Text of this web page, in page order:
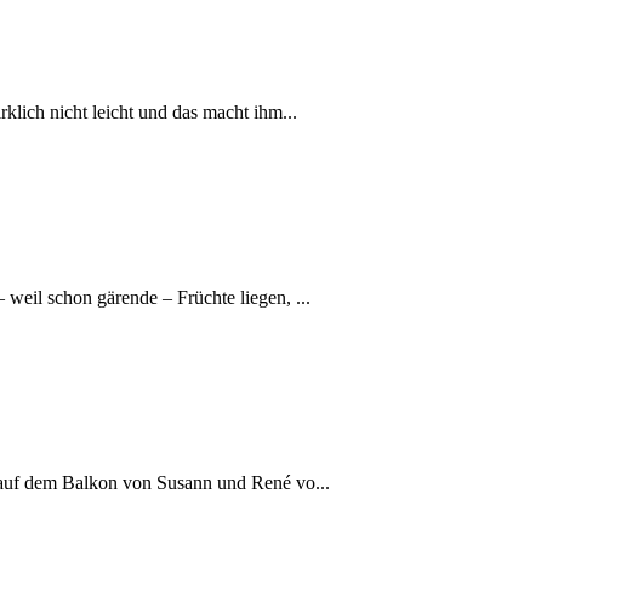
nicht leicht und das macht ihm...
weil schon gärende – Früchte liegen, ...
dem Balkon von Susann und René vo...